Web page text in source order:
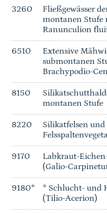
3260
Fließgewässer
montanen Stufe
Ranunculion
6510
Extensive
submontanen
Brachypodio-
8150
montanen Stufe
8220
Silikatfelsen
9170
Labkraut-
(Galio-
9180*
* Schlucht- und
(Tilio-Acerion)